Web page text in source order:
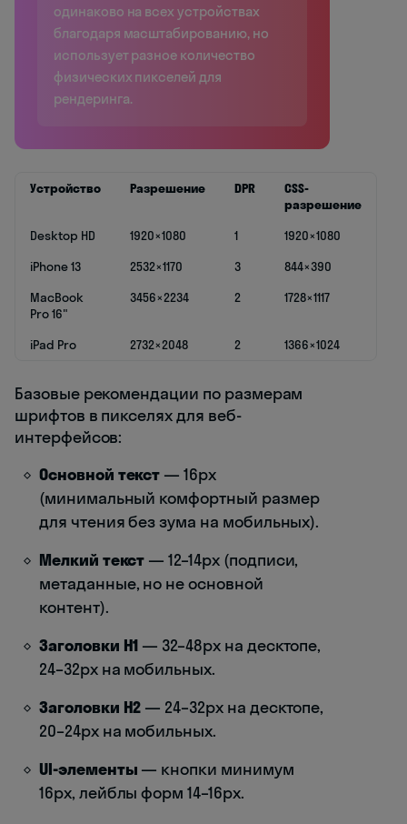
одинаково на всех устройствах
благодаря масштабированию, но
использует разное количество
физических пикселей для
рендеринга.
Устройство Разрешение DPR
CSS-
разрешение
Desktop HD
1920×1080 1
1920×1080
iPhone 13
2532×1170 3
844×390
MacBook
Pro 16"
3456×2234 2 1728×1117
iPad Pro 2732×2048 2 1366×1024
Базовые рекомендации по размерам
шрифтов в пикселях для веб-
интерфейсов:
Основной текст — 16px
(минимальный комфортный размер
для чтения без зума на мобильных).
Мелкий текст — 12–14px (подписи,
метаданные, но не основной
контент).
Заголовки H1 — 32–48px на десктопе,
24–32px на мобильных.
Заголовки H2 — 24–32px на десктопе,
20–24px на мобильных.
UI-элементы — кнопки минимум
16px, лейблы форм 14–16px.